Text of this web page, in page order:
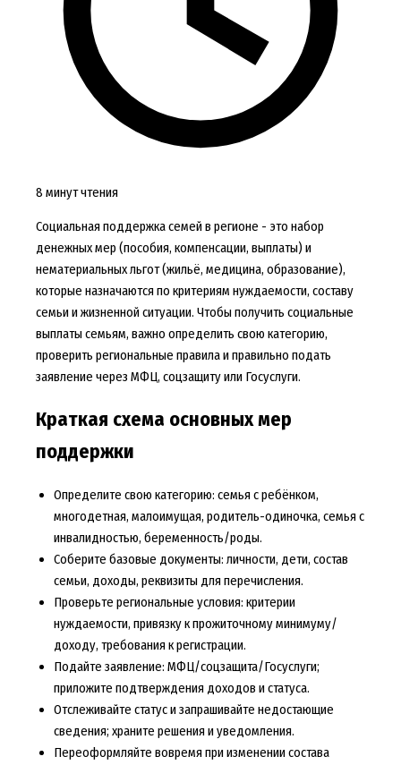
8 минут чтения
Социальная поддержка семей в регионе - это набор
денежных мер (пособия, компенсации, выплаты) и
нематериальных льгот (жильё, медицина, образование),
которые назначаются по критериям нуждаемости, составу
семьи и жизненной ситуации. Чтобы получить социальные
выплаты семьям, важно определить свою категорию,
проверить региональные правила и правильно подать
заявление через МФЦ, соцзащиту или Госуслуги.
Краткая схема основных мер
поддержки
Определите свою категорию: семья с ребёнком,
многодетная, малоимущая, родитель-одиночка, семья с
инвалидностью, беременность/роды.
Соберите базовые документы: личности, дети, состав
семьи, доходы, реквизиты для перечисления.
Проверьте региональные условия: критерии
нуждаемости, привязку к прожиточному минимуму/
доходу, требования к регистрации.
Подайте заявление: МФЦ/соцзащита/Госуслуги;
приложите подтверждения доходов и статуса.
Отслеживайте статус и запрашивайте недостающие
сведения; храните решения и уведомления.
Переоформляйте вовремя при изменении состава